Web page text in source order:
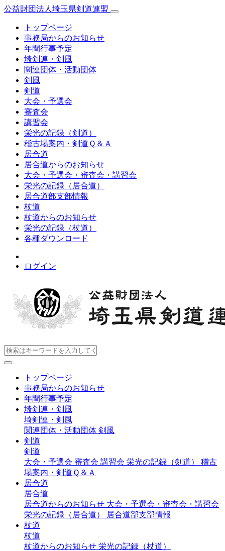
公益財団法人埼玉県剣道連盟
トップページ
事務局からのお知らせ
年間行事予定
埼剣連・剣風
関連団体・活動団体
剣風
剣道
大会・予選会
審査会
講習会
栄光の記録（剣道）
稽古場案内・剣道Ｑ＆Ａ
居合道
居合道からのお知らせ
大会・予選会・審査会・講習会
栄光の記録（居合道）
居合道部支部情報
杖道
杖道からのお知らせ
栄光の記録（杖道）
各種ダウンロード
ログイン
トップページ
事務局からのお知らせ
年間行事予定
埼剣連・剣風
埼剣連・剣風
関連団体・活動団体 剣風
剣道
剣道
大会・予選会 審査会 講習会 栄光の記録（剣道） 稽古
場案内・剣道Ｑ＆Ａ
居合道
居合道
居合道からのお知らせ 大会・予選会・審査会・講習会
栄光の記録（居合道）
居合道部支部情報
杖道
杖道
杖道からのお知らせ 栄光の記録（杖道）